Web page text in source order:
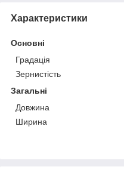
Характеристики
Основні
Градація
Зернистість
Загальні
Довжина
Ширина